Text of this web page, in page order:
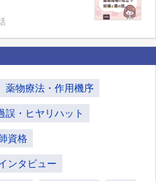
薬物療法・作用機序
誤・ヒヤリハット
資格
ンタビュー